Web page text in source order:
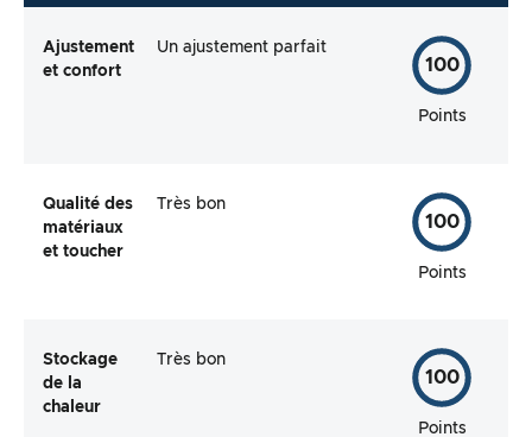
Ajustement
et confort
Un ajustement parfait
100
Points
Qualité des
matériaux
et toucher
Très bon
100
Points
Stockage
de la
chaleur
Très bon
100
Points